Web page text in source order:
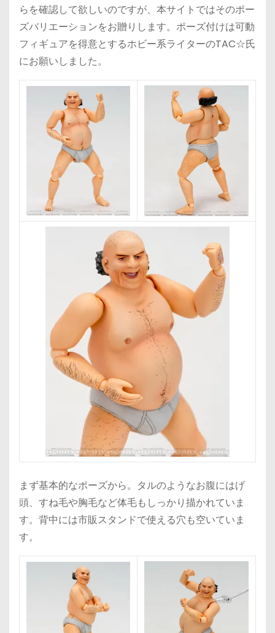
らを確認して欲しいのですが、本サイトではそのポー
ズバリエーションをお贈りします。ポーズ付けは可動
フィギュアを得意とするホビー系ライターのTAC☆氏
にお願いしました。
まず基本的なポーズから。タルのようなお腹にはげ
頭、すね毛や胸毛など体毛もしっかり描かれていま
す。背中には市販スタンドで使える穴も空いていま
す。